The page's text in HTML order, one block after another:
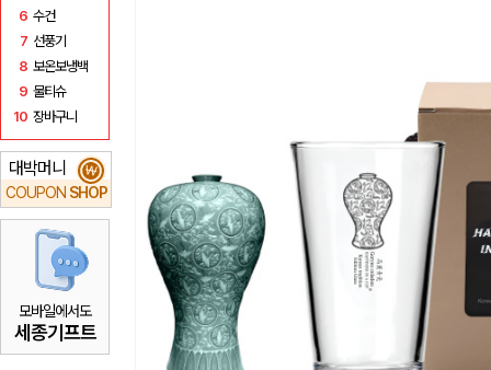
6 수건
7 선풍기
8 보온보냉백
9 물티슈
10 장바구니
대박머니
COUPON SHOP
₩
모바일에서도
세종기프트